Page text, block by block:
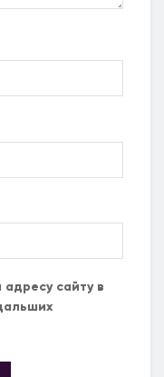
адресу сайту в